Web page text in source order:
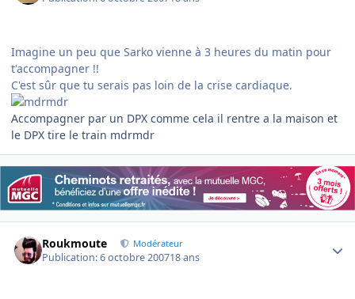
Imagine un peu que Sarko vienne à 3 heures du matin pour
t'accompagner !!
C'est sûr que tu serais pas loin de la crise cardiaque.
Accompagner par un DPX comme cela il rentre a la maison et
le DPX tire le train mdrmdr
Roukmoute Modérateur
Publication:6 octobre 200718 ans